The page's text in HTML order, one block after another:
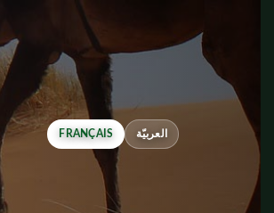
FRANÇAIS العربيّة